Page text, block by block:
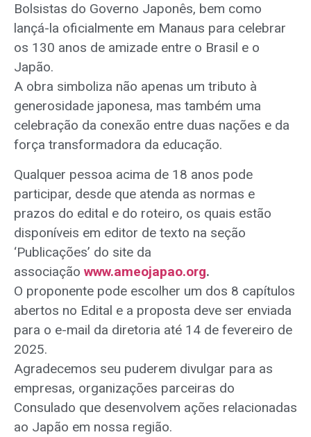
Bolsistas do Governo Japonês, bem como
lançá-la oficialmente em Manaus para celebrar
os 130 anos de amizade entre o Brasil e o
Japão.
A obra simboliza não apenas um tributo à
generosidade japonesa, mas também uma
celebração da conexão entre duas nações e da
força transformadora da educação.
Qualquer pessoa acima de 18 anos pode
participar, desde que atenda as normas e
prazos do edital e do roteiro, os quais estão
disponíveis em editor de texto na seção
‘Publicações’ do site da
associação www.ameojapao.org.
O proponente pode escolher um dos 8 capítulos
abertos no Edital e a proposta deve ser enviada
para o e-mail da diretoria até 14 de fevereiro de
2025.
Agradecemos seu puderem divulgar para as
empresas, organizações parceiras do
Consulado que desenvolvem ações relacionadas
ao Japão em nossa região.